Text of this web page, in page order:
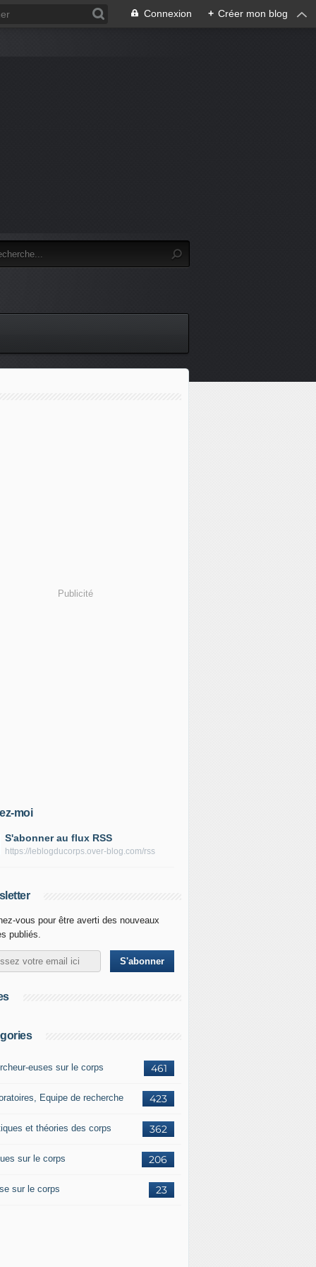
Connexion + Créer mon blog
Publicité
moi
S'abonner au flux RSS
https://leblogducorps.over-blog.com/rss
vous pour être averti des nouveaux
publiés.
461
euses sur le corps
423
Equipe de recherche
362
et théories des corps
206
sur le corps
23
sur le corps